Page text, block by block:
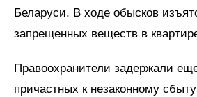
Беларуси. В ходе обысков
запрещенных веществ в
Правоохранители задержали
причастных к незаконному